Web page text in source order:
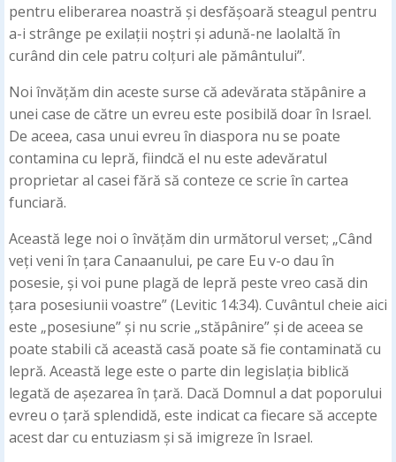
pentru eliberarea noastră și desfășoară steagul pentru
a-i strânge pe exilații noștri și adună-ne laolaltă în
curând din cele patru colțuri ale pământului”.
Noi învățăm din aceste surse că adevărata stăpânire a
unei case de către un evreu este posibilă doar în Israel.
De aceea, casa unui evreu în diaspora nu se poate
contamina cu lepră, fiindcă el nu este adevăratul
proprietar al casei fără să conteze ce scrie în cartea
funciară.
Această lege noi o învățăm din următorul verset; „Când
veți veni în țara Canaanului, pe care Eu v-o dau în
posesie, și voi pune plagă de lepră peste vreo casă din
țara posesiunii voastre” (Levitic 14:34). Cuvântul cheie aici
este „posesiune” și nu scrie „stăpânire” și de aceea se
poate stabili că această casă poate să fie contaminată cu
lepră. Această lege este o parte din legislația biblică
legată de așezarea în țară. Dacă Domnul a dat poporului
evreu o țară splendidă, este indicat ca fiecare să accepte
acest dar cu entuziasm și să imigreze în Israel.